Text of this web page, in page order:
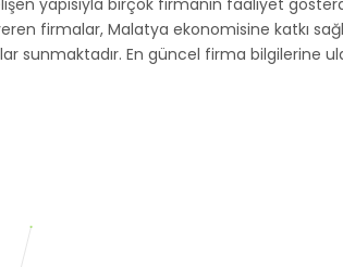
yapısıyla birçok firmanın faaliyet
firmalar, Malatya ekonomisine katkı
sunmaktadır. En güncel firma bilgilerine